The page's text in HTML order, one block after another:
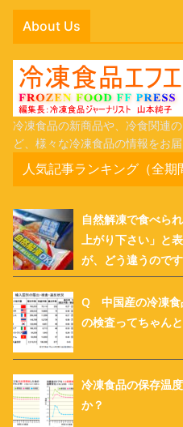
About Us
冷凍食品の新商品や、冷食関連
ど、様々な冷凍食品の情報をお届
人気記事ランキング（全期
自然解凍で食べら
上がり下さい」と
が、どう違うので
Q 中国産の冷凍食
の検査ってちゃん
冷凍食品の保存温
か？